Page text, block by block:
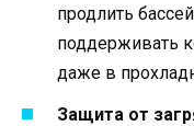
продлить
поддерживать
даже в
Защита от